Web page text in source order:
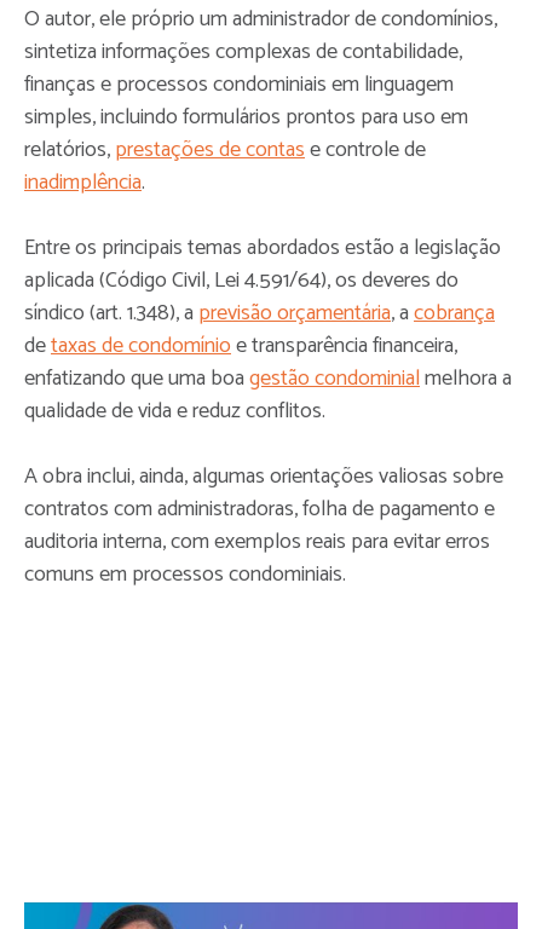
O autor, ele próprio um administrador de condomínios,
sintetiza informações complexas de contabilidade,
finanças e processos condominiais em linguagem
simples, incluindo formulários prontos para uso em
relatórios,prestações de contase controle de
inadimplência.​
Entre os principais temas abordados estão a legislação
aplicada (Código Civil, Lei 4.591/64), os deveres do
síndico (art. 1.348), a previsão orçamentária, acobrança
detaxas de condomínioe transparência financeira,
enfatizando que uma boagestão condominialmelhora a
qualidade de vida e reduz conflitos.
A obra inclui, ainda, algumas orientações valiosas sobre
contratos com administradoras, folha de pagamento e
auditoria interna, com exemplos reais para evitar erros
comuns em processos condominiais.​